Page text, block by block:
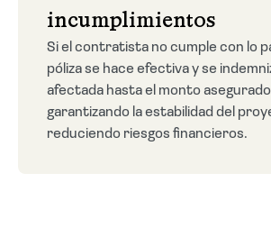
incumplimientos
Si el contratista no cumple con lo
póliza se hace efectiva y se
afectada hasta el monto
garantizando la estabilidad del
reduciendo riesgos financieros.